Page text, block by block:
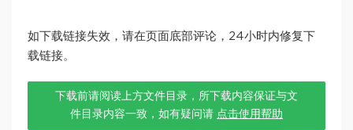
如下载链接失效，请在页面底部评论，24小时内修复下
载链接。
下载前请阅读上方文件目录，所下载内容保证与文
件目录内容一致，如有疑问请 点击使用帮助